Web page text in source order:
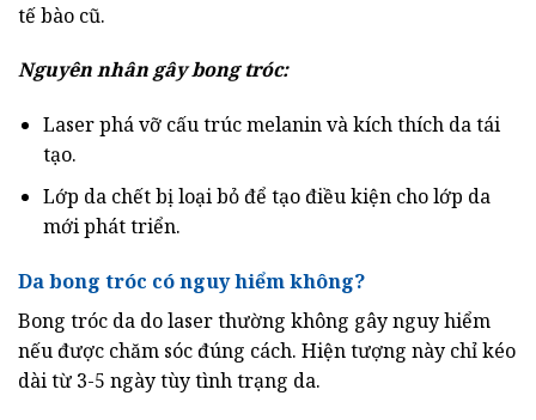
tế bào cũ.
Nguyên nhân gây bong tróc:
Laser phá vỡ cấu trúc melanin và kích thích da tái
tạo.
Lớp da chết bị loại bỏ để tạo điều kiện cho lớp da
mới phát triển.
Da bong tróc có nguy hiểm không?
Bong tróc da do laser thường không gây nguy hiểm
nếu được chăm sóc đúng cách. Hiện tượng này chỉ kéo
dài từ 3-5 ngày tùy tình trạng da.